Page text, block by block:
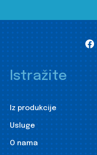
Istražite
Iz produkcije
Usluge
O nama